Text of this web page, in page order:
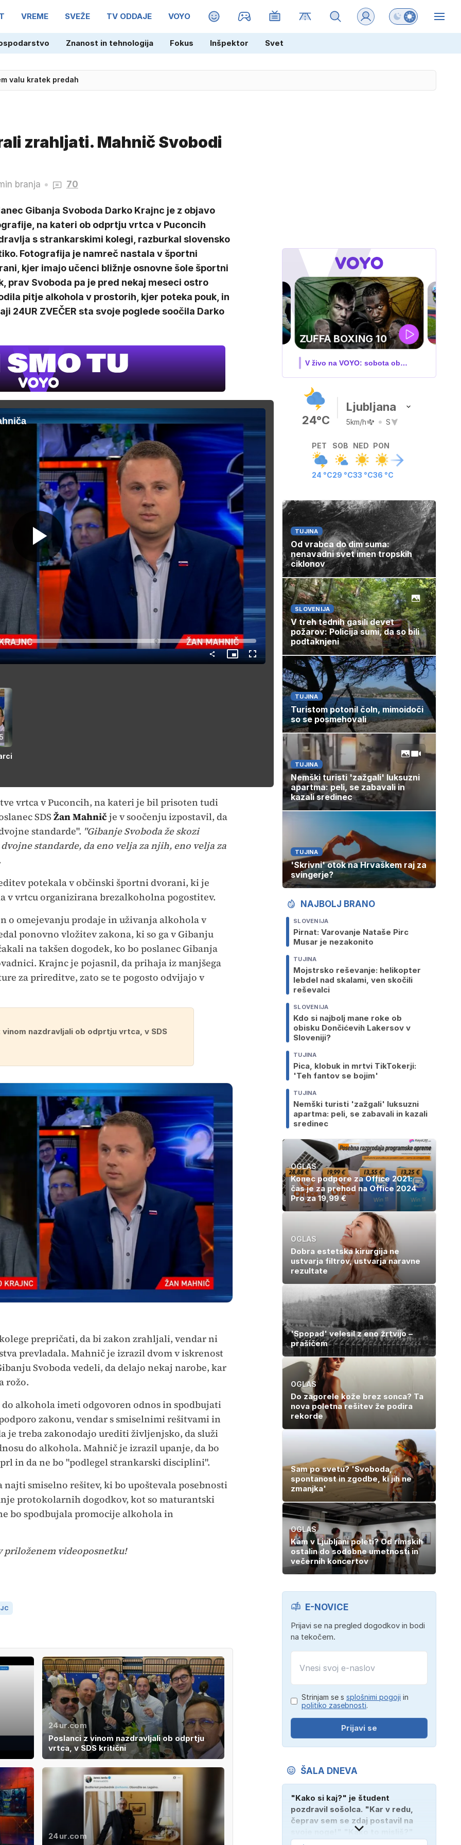
VREME SVEŽE TV ODDAJE VOYO MAGAZIN Preklopi barvni
Znanost in tehnologija Fokus Inšpektor Svet
valu kratek predah
zrahljati. Mahnič Svobodi
branja 70
Gibanja Svoboda Darko Krajnc je z objavo
na kateri ob odprtju vrtca v Puconcih
s strankarskimi kolegi, razburkal slovensko
Fotografija je namreč nastala v športni
kjer imajo učenci bližnje osnovne šole športni
prav Svoboda pa je pred nekaj meseci ostro
pitje alkohola v prostorih, kjer poteka pouk, in
24UR ZVEČER sta svoje poglede soočila Darko
Predvajaj
Slika
v
Celozaslonski
način
vrtca v Puconcih, na kateri je bil prisoten tudi
SDS Žan Mahnič je v soočenju izpostavil, da
standarde". "Gibanje Svoboda že skozi
standarde, da eno velja za njih, eno velja za
potekala v občinski športni dvorani, ki je
v vrtcu organizirana brezalkoholna pogostitev.
o omejevanju prodaje in uživanja alkohola v
ponovno vložitev zakona, ki so ga v Gibanju
na takšen dogodek, ko bo poslanec Gibanja
Krajnc je pojasnil, da prihaja iz manjšega
za prireditve, zato se te pogosto odvijajo v
vinom nazdravljali ob odprtju vrtca, v SDS
prepričati, da bi zakon zrahljali, vendar ni
prevladala. Mahnič je izrazil dvom v iskrenost
Svoboda vedeli, da delajo nekaj narobe, kar
rožo.
do alkohola imeti odgovoren odnos in spodbujati
zakonu, vendar s smiselnimi rešitvami in
je treba zakonodajo urediti življenjsko, da služi
do alkohola. Mahnič je izrazil upanje, da bo
in da ne bo "podlegel strankarski disciplini".
najti smiselno rešitev, ki bo upoštevala posebnosti
protokolarnih dogodkov, kot so maturantski
bo spodbujala promocije alkohola in
priloženem videoposnetku!
24ur.com
Poslanci z vinom nazdravljali ob odprtju
vrtca, v SDS kritični
24ur.com
MOTOGP . VN
VELIKE BRITANIJE
V živo na VOYO: PET-NED
24°C
Ljubljana
5km/h S
PET
24 °C
SOB
29 °C
NED
33 °C
PON
36 °C
TUJINA
Od vrabca do dim suma:
nenavadni svet imen tropskih
ciklonov
SLOVENIJA
V treh tednih gasili devet
požarov: Policija sumi, da so bili
podtaknjeni
TUJINA
Turistom potonil čoln, mimoidoči
so se posmehovali
TUJINA
Nemški turisti 'zažgali' luksuzni
apartma: peli, se zabavali in
kazali sredinec
TUJINA
'Skrivni' otok na Hrvaškem raj za
svingerje?
NAJBOLJ BRANO
SLOVENIJA
Pirnat: Varovanje Nataše Pirc
Musar je nezakonito
TUJINA
Mojstrsko reševanje: helikopter
lebdel nad skalami, ven skočili
reševalci
SLOVENIJA
Kdo si najbolj mane roke ob
obisku Dončićevih Lakersov v
Sloveniji?
TUJINA
Pica, klobuk in mrtvi TikTokerji:
'Teh fantov se bojim'
TUJINA
Nemški turisti 'zažgali' luksuzni
apartma: peli, se zabavali in kazali
sredinec
OGLAS
Konec podpore za Office 2021:
čas je za prehod na Office 2024
Pro za 19,99 €
OGLAS
Dobra estetska kirurgija ne
ustvarja filtrov, ustvarja naravne
rezultate
'Spopad' velesil z eno žrtvijo –
prašičem
OGLAS
Do zagorele kože brez sonca? Ta
nova poletna rešitev že podira
rekorde
Sam po svetu? 'Svoboda,
spontanost in zgodbe, ki jih ne
zmanjka'
OGLAS
Kam v Ljubljani poleti? Od rimskih
ostalin do sodobne umetnosti in
večernih koncertov
E-NOVICE
Prijavi se na pregled dogodkov in bodi
na tekočem.
Strinjam se s splošnimi pogoji in
politiko zasebnosti.
Prijavi se
ŠALA DNEVA
"Kako si kaj?" je študent
pozdravil sošolca. "Kar v redu,
čeprav sem se zdaj postavil na
svoje noge!" "Kako to misliš?"